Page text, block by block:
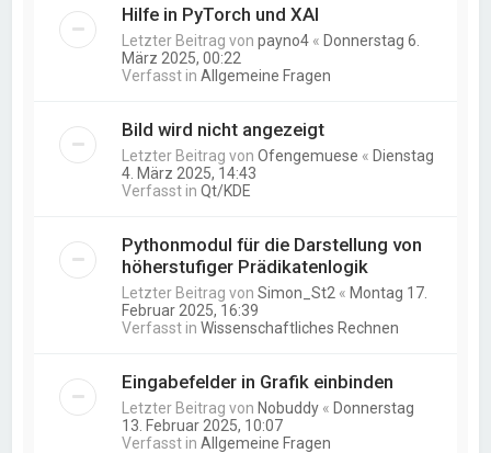
Hilfe in PyTorch und XAI
Letzter Beitrag vonpayno4 « Donnerstag 6.
März 2025, 00:22
Verfasst inAllgemeine Fragen
Bild wird nicht angezeigt
Letzter Beitrag vonOfengemuese « Dienstag
4. März 2025, 14:43
Verfasst inQt/KDE
Pythonmodul für die Darstellung von
höherstufiger Prädikatenlogik
Letzter Beitrag vonSimon_St2 « Montag 17.
Februar 2025, 16:39
Verfasst inWissenschaftliches Rechnen
Eingabefelder in Grafik einbinden
Letzter Beitrag von Nobuddy « Donnerstag
13. Februar 2025, 10:07
Verfasst inAllgemeine Fragen